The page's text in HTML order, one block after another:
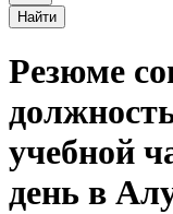
Найти
Резюме
учебной
день в